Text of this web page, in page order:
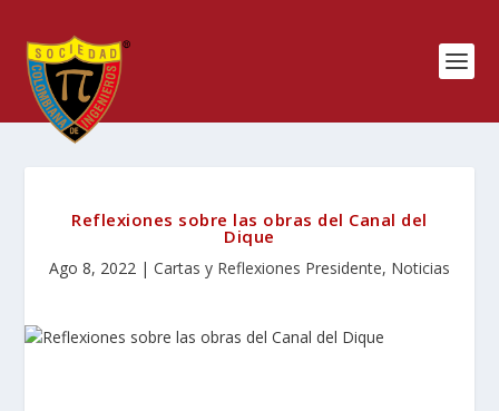
Reflexiones sobre las obras del Canal del
Dique
Ago 8, 2022 | Cartas y Reflexiones Presidente, Noticias